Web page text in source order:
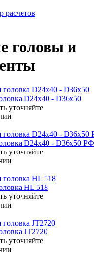
расчетов
головы и
D24x40 - D36x50
уточняйте
D24x40 - D36x50 РФ
уточняйте
HL 518
уточняйте
JT2720
уточняйте